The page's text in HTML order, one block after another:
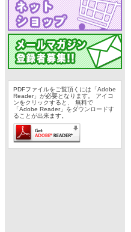
PDFファイルをご覧頂くには「Adobe
Reader」が必要となります。 アイコ
ンをクリックすると、 無料で
「Adobe Reader」をダウンロードす
ることが出来ます。